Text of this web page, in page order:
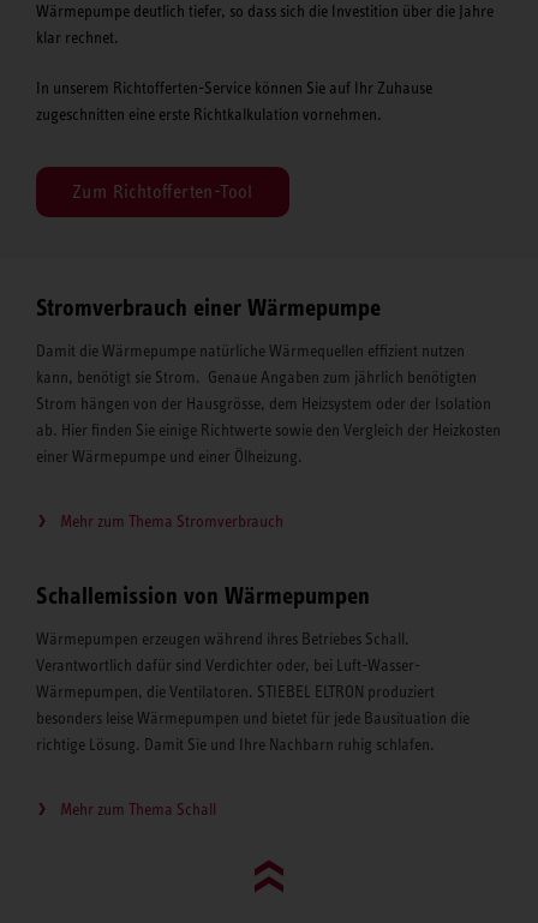
Wärmepumpe deutlich tiefer, so dass sich die Investition über die Jahre
klar rechnet.
In unserem Richtofferten-Service können Sie auf Ihr Zuhause
zugeschnitten eine erste Richtkalkulation vornehmen.
Zum Richtofferten-Tool
Stromverbrauch einer Wärmepumpe
Damit die Wärmepumpe natürliche Wärmequellen effizient nutzen
kann, benötigt sie Strom. Genaue Angaben zum jährlich benötigten
Strom hängen von der Hausgrösse, dem Heizsystem oder der Isolation
ab. Hier finden Sie einige Richtwerte sowie den Vergleich der Heizkosten
einer Wärmepumpe und einer Ölheizung.
Mehr zum Thema Stromverbrauch
Schallemission von Wärmepumpen
Wärmepumpen erzeugen während ihres Betriebes Schall.
Verantwortlich dafür sind Verdichter oder, bei Luft-Wasser-
Wärmepumpen, die Ventilatoren. STIEBEL ELTRON produziert
besonders leise Wärmepumpen und bietet für jede Bausituation die
richtige Lösung. Damit Sie und Ihre Nachbarn ruhig schlafen.
Mehr zum Thema Schall
Go to top (evo)